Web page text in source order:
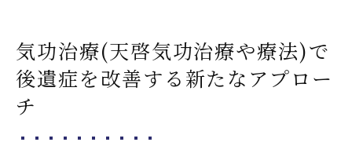
気功治療(天啓気功治療や療法)で
後遺症を改善する新たなアプロー
チ